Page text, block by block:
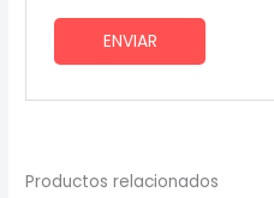
Productos relacionados